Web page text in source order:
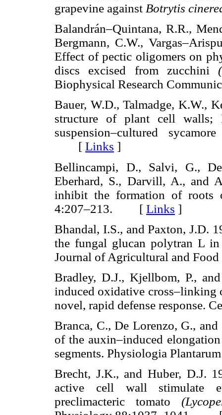
grapevine against Botrytis
Balandrán–Quintana, R.R.,
Bergmann, C.W.,
Effect of pectic oligomers on
discs excised from zucchini
Biophysical Research
Bauer, W.D., Talmadge, K.W.,
structure of plant cell
suspension–cultured
[ Links ]
Bellincampi, D., Salvi, G.,
Eberhard, S., Darvill, A., and
inhibit the formation of roots
4:207–213. [ Links ]
Bhandal, I.S., and Paxton, J.D.
the fungal glucan polytran L in
Journal of Agricultural and
Bradley, D.J., Kjellbom, P.,
induced oxidative
novel, rapid defense
Branca, C., De Lorenzo, G.,
of the auxin–induced
segments. Physiologia
Brecht, J.K., and Huber, D.J.
active cell wall stimulate
preclimacteric tomato